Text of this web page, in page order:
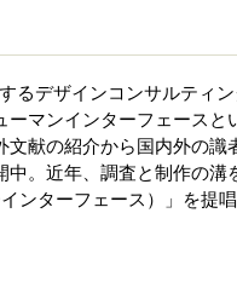
するデザインコンサルティ
ーマンインターフェース
文献の紹介から国内外の識
中。近年、調査と制作の溝
ンターフェース）」を提